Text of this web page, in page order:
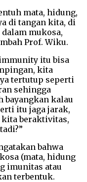
mata, hidung,
di tangan kita, di
mukosa,
Prof. Wiku.
itu bisa
kita
tertutup seperti
sehingga
bayangkan kalau
itu jaga jarak,
kita beraktivitas,
bahwa
(mata, hidung
imunitas atau
terbentuk.